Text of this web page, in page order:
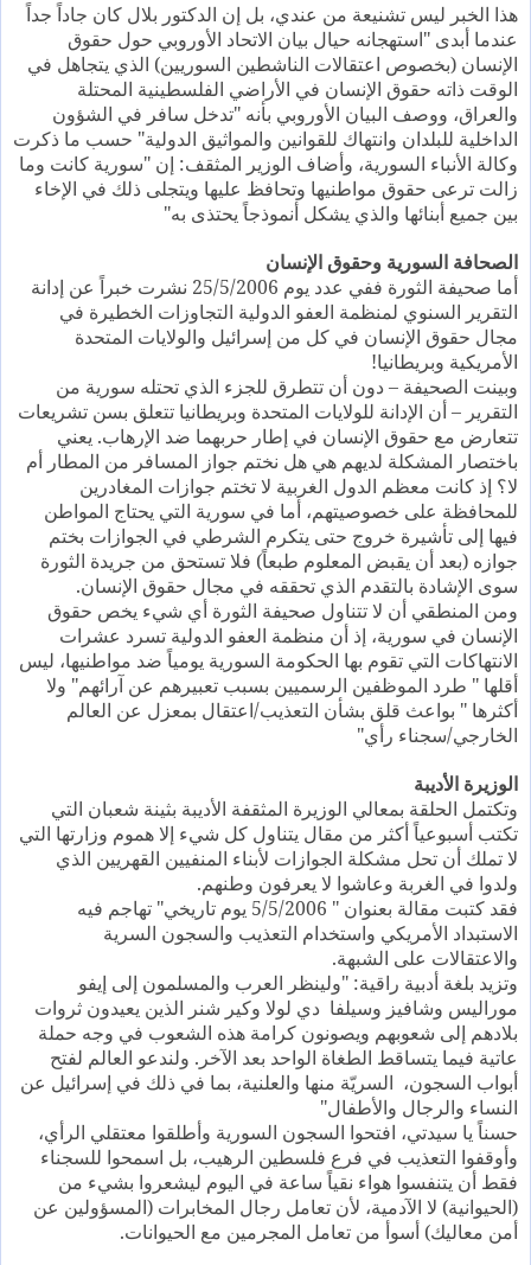
هذا الخبر ليس تشنيعة من عندي، بل إن الدكتور بلال كان جاداً جداً
عندما أبدى "استهجانه حيال بيان الاتحاد الأوروبي حول حقوق
الإنسان (بخصوص اعتقالات الناشطين السوريين) الذي يتجاهل في
الوقت ذاته حقوق الإنسان في الأراضي الفلسطينية المحتلة
والعراق، ووصف البيان الأوروبي بأنه "تدخل سافر في الشؤون
الداخلية للبلدان وانتهاك للقوانين والمواثيق الدولية" حسب ما ذكرت
وكالة الأنباء السورية، وأضاف الوزير المثقف: إن "سورية كانت وما
زالت ترعى حقوق مواطنيها وتحافظ عليها ويتجلى ذلك في الإخاء
بين جميع أبنائها والذي يشكل أنموذجاً يحتذى به"
الصحافة السورية وحقوق الإنسان
أما صحيفة الثورة ففي عدد يوم 25/5/2006 نشرت خبراً عن إدانة
التقرير السنوي لمنظمة العفو الدولية التجاوزات الخطيرة في
مجال حقوق الإنسان في كل من إسرائيل والولايات المتحدة
الأمريكية وبريطانيا!
وبينت الصحيفة – دون أن تتطرق للجزء الذي تحتله سورية من
التقرير – أن الإدانة للولايات المتحدة وبريطانيا تتعلق بسن تشريعات
تتعارض مع حقوق الإنسان في إطار حربهما ضد الإرهاب. يعني
باختصار المشكلة لديهم هي هل نختم جواز المسافر من المطار أم
لا؟ إذ كانت معظم الدول الغربية لا تختم جوازات المغادرين
للمحافظة على خصوصيتهم، أما في سورية التي يحتاج المواطن
فيها إلى تأشيرة خروج حتى يتكرم الشرطي في الجوازات بختم
جوازه (بعد أن يقبض المعلوم طبعاً) فلا تستحق من جريدة الثورة
سوى الإشادة بالتقدم الذي تحققه في مجال حقوق الإنسان.
ومن المنطقي أن لا تتناول صحيفة الثورة أي شيء يخص حقوق
الإنسان في سورية، إذ أن منظمة العفو الدولية تسرد عشرات
الانتهاكات التي تقوم بها الحكومة السورية يومياً ضد مواطنيها، ليس
أقلها " طرد الموظفين الرسميين بسبب تعبيرهم عن آرائهم" ولا
أكثرها " بواعث قلق بشأن التعذيب/اعتقال بمعزل عن العالم
الخارجي/سجناء رأي"
الوزيرة الأديبة
وتكتمل الحلقة بمعالي الوزيرة المثقفة الأديبة بثينة شعبان التي
تكتب أسبوعياً أكثر من مقال يتناول كل شيء إلا هموم وزارتها التي
لا تملك أن تحل مشكلة الجوازات لأبناء المنفيين القهريين الذي
ولدوا في الغربة وعاشوا لا يعرفون وطنهم.
فقد كتبت مقالة بعنوان " 5/5/2006 يوم تاريخي" تهاجم فيه
الاستبداد الأمريكي واستخدام التعذيب والسجون السرية
والاعتقالات على الشبهة.
وتزيد بلغة أدبية راقية: "ولينظر العرب والمسلمون إلى إيفو
موراليس وشافيز وسيلفا دي لولا وكير شنر الذين يعيدون ثروات
بلادهم إلى شعوبهم ويصونون كرامة هذه الشعوب في وجه حملة
عاتية فيما يتساقط الطغاة الواحد بعد الآخر. ولندعو العالم لفتح
أبواب السجون، السريّة منها والعلنية، بما في ذلك في إسرائيل عن
النساء والرجال والأطفال"
حسناً يا سيدتي، افتحوا السجون السورية وأطلقوا معتقلي الرأي،
وأوقفوا التعذيب في فرع فلسطين الرهيب، بل اسمحوا للسجناء
فقط أن يتنفسوا هواء نقياً ساعة في اليوم ليشعروا بشيء من
(الحيوانية) لا الآدمية، لأن تعامل رجال المخابرات (المسؤولين عن
أمن معاليك) أسوأ من تعامل المجرمين مع الحيوانات.